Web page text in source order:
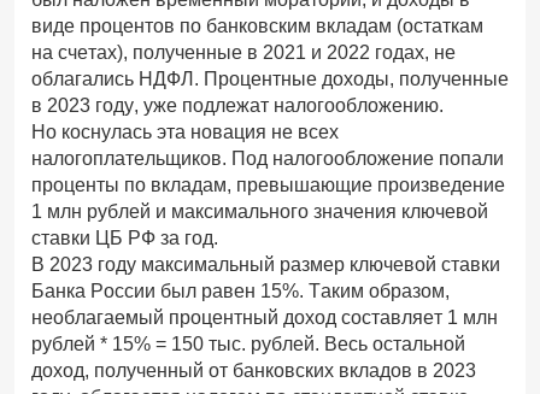
виде процентов по банковским вкладам (остаткам
на счетах), полученные в 2021 и 2022 годах, не
облагались НДФЛ. Процентные доходы, полученные
в 2023 году, уже подлежат налогообложению.
Но коснулась эта новация не всех
налогоплательщиков. Под налогообложение попали
проценты по вкладам, превышающие произведение
1 млн рублей и максимального значения ключевой
ставки ЦБ РФ за год.
В 2023 году максимальный размер ключевой ставки
Банка России был равен 15%. Таким образом,
необлагаемый процентный доход составляет 1 млн
рублей * 15% = 150 тыс. рублей. Весь остальной
доход, полученный от банковских вкладов в 2023